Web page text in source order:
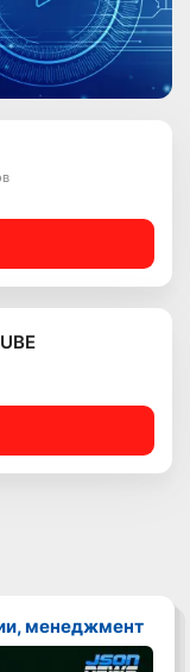
менеджмент